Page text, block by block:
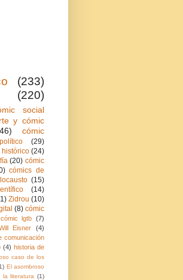
(233)
(220)
social
y cómic
cómic
(29)
histórico (24)
(20) cómic
cómics de
(15)
(14)
Zidrou (10)
(8) cómic
cómic lgtb (7)
Eisner
(4)
comunicación
(4) historia de
caso de los
El asombroso
literatura (1)